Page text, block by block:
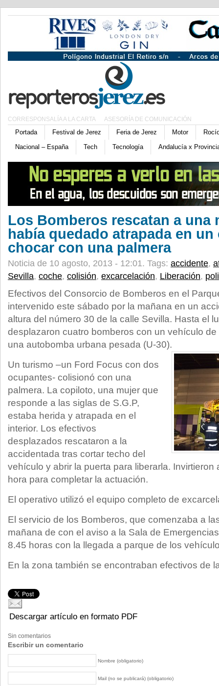
CORRESPONSALÍA A LA CARTA ASESORÍA DE COMUNICACIÓN
Portada Festival de Jerez Feria de Jerez Motor
Nacional – España
Tech Tecnología Andalucía x
Los Bomberos rescatan a una
había quedado atrapada en
chocar con una palmera
Noticia de 10 agosto, 2013 - 12:01. Tags: accidente,
Sevilla, coche, colisión, excarcelación, Liberación,
Efectivos del Consorcio de Bomberos en el
intervenido este sábado por la mañana en un
altura del número 30 de la calle Sevilla. Hasta el
desplazaron cuatro bomberos con un vehículo
una autobomba urbana pesada (U-30).
Un turismo –un Ford Focus con dos
ocupantes- colisionó con una
palmera. La copiloto, una mujer que
responde a las siglas de S.G.P,
estaba herida y atrapada en el
interior. Los efectivos
desplazados rescataron a la
accidentada tras cortar techo del
vehículo y abrir la puerta para liberarla. Invirtieron
hora para completar la actuación.
El operativo utilizó el equipo completo de
El servicio de los Bomberos, que comenzaba a
mañana de con el aviso a la Sala de
8.45 horas con la llegada a parque de los
En la zona también se encontraban efectivos de
Descargar artículo en formato PDF
Sin comentarios
Escribir un comentario
Nombre (obligatorio)
Mail (no se publicará) (obligatorio)